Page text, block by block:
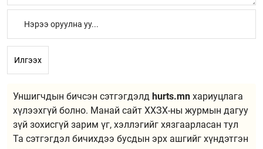
Илгээх
Уншигчдын бичсэн сэтгэгдэлд hurts.mn хариуцлага
хүлээхгүй болно. Манай сайт ХХЗХ-ны журмын дагуу
зүй зохисгүй зарим үг, хэллэгийг хязгаарласан тул
Та сэтгэгдэл бичихдээ бусдын эрх ашгийг хүндэтгэн